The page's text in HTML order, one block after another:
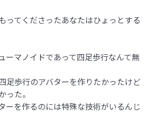
ってくださったあなたはひょっとする
ーマノイドであって四足歩行なんて無
足歩行のアバターを作りたかったけど
った。
ーを作るのには特殊な技術がいるんじ